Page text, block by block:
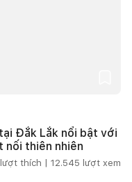
Đắk Lắk nổi bật với
nối thiên nhiên
lượt thích | 12.545 lượt xem